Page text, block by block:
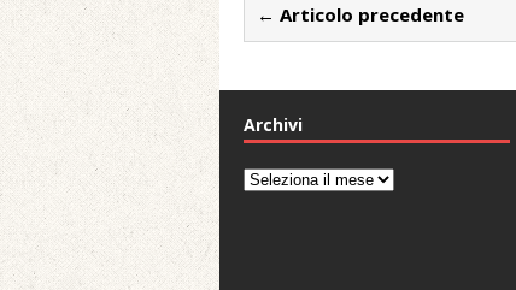
← Articolo precedente
Archivi
Archivi